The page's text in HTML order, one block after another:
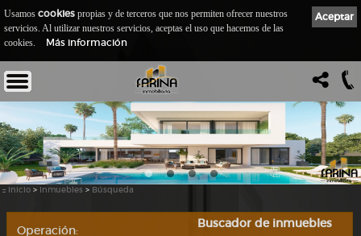
:: Inicio > Inmuebles > Búsqueda
Buscador de inmuebles
Operación:
Aceptar
Usamos cookies propias y de terceros que nos permiten ofrecer nuestros
servicios. Al utilizar nuestros servicios, aceptas el uso que hacemos de las
cookies.
Más información